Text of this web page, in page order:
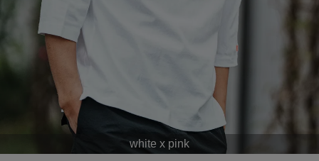
white x pink